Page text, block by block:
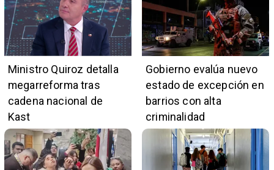
Ministro Quiroz detalla
megarreforma tras
cadena nacional de
Kast
Gobierno evalúa nuevo
estado de excepción en
barrios con alta
criminalidad